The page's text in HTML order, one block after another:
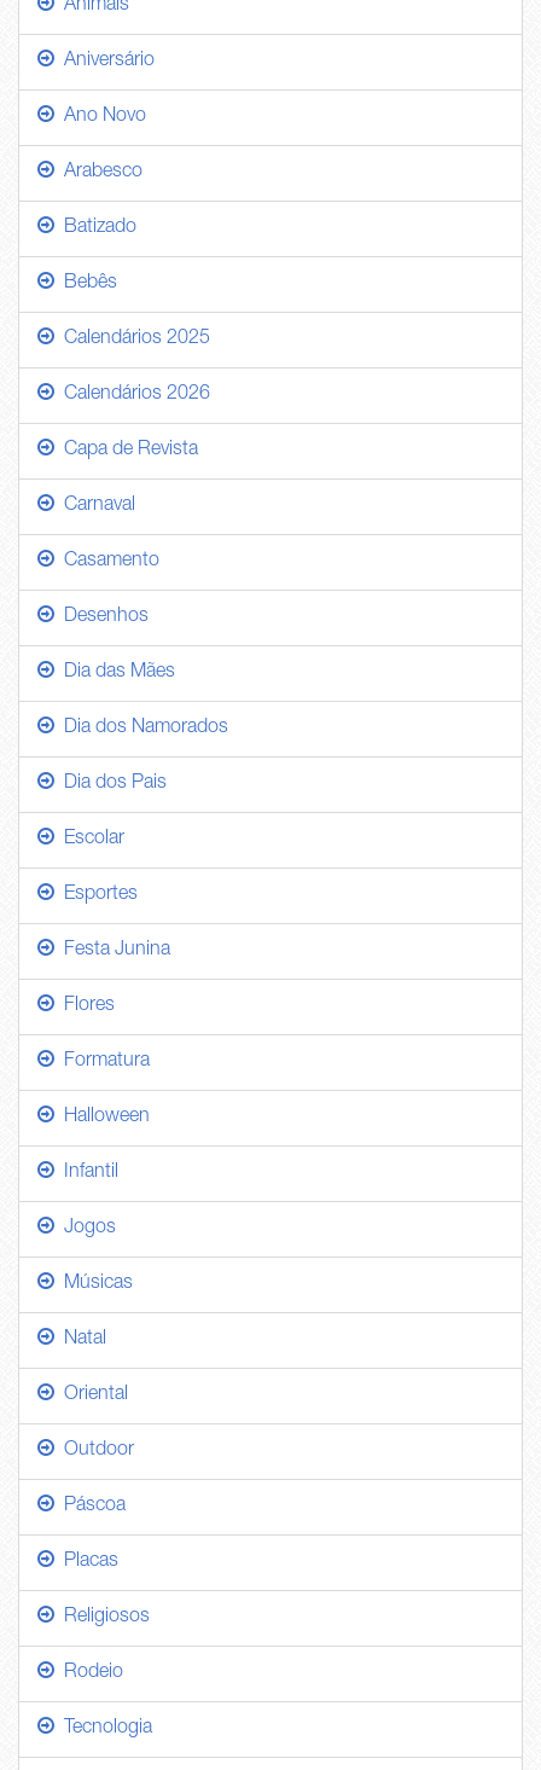
Animais
Aniversário
Ano Novo
Arabesco
Batizado
Bebês
Calendários 2025
Calendários 2026
Capa de Revista
Carnaval
Casamento
Desenhos
Dia das Mães
Dia dos Namorados
Dia dos Pais
Escolar
Esportes
Festa Junina
Flores
Formatura
Halloween
Infantil
Jogos
Músicas
Natal
Oriental
Outdoor
Páscoa
Placas
Religiosos
Rodeio
Tecnologia